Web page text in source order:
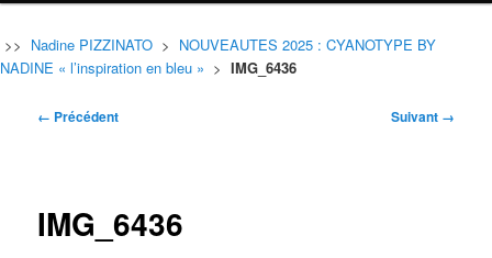
contenu
principal
contenu
secondaire
>> Nadine PIZZINATO > NOUVEAUTES 2025 : CYANOTYPE BY
NADINE « l’inspiration en bleu » > IMG_6436
Navigation
← Précédent Suivant →
IMG_6436